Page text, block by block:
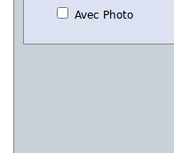
Avec Photo